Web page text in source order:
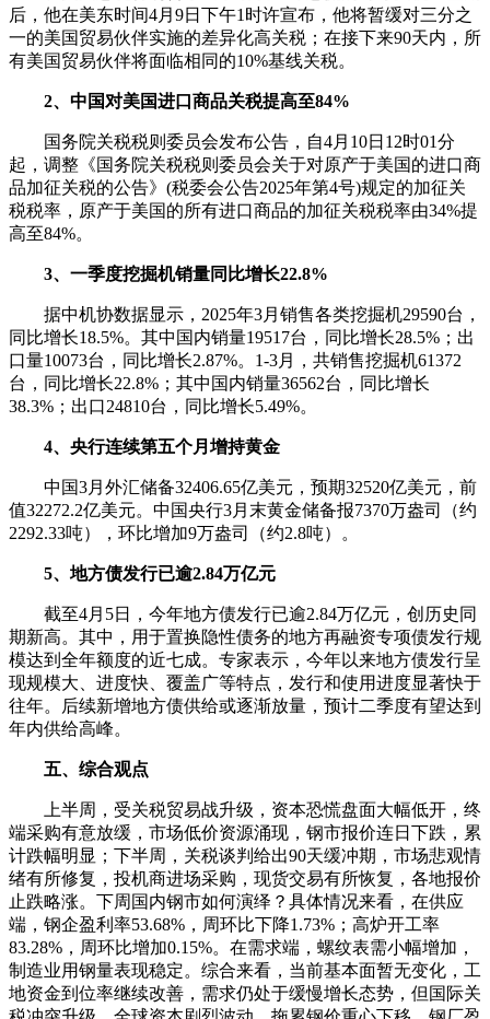
后，他在美东时间4月9日下午1时许宣布，他将暂缓对三分之
一的美国贸易伙伴实施的差异化高关税；在接下来90天内，所
有美国贸易伙伴将面临相同的10%基线关税。
2、中国对美国进口商品关税提高至84%
国务院关税税则委员会发布公告，自4月10日12时01分
起，调整《国务院关税税则委员会关于对原产于美国的进口商
品加征关税的公告》(税委会公告2025年第4号)规定的加征关
税税率，原产于美国的所有进口商品的加征关税税率由34%提
高至84%。
3、一季度挖掘机销量同比增长22.8%
据中机协数据显示，2025年3月销售各类挖掘机29590台，
同比增长18.5%。其中国内销量19517台，同比增长28.5%；出
口量10073台，同比增长2.87%。1-3月，共销售挖掘机61372
台，同比增长22.8%；其中国内销量36562台，同比增长
38.3%；出口24810台，同比增长5.49%。
4、央行连续第五个月增持黄金
中国3月外汇储备32406.65亿美元，预期32520亿美元，前
值32272.2亿美元。中国央行3月末黄金储备报7370万盎司（约
2292.33吨），环比增加9万盎司（约2.8吨）。
5、地方债发行已逾2.84万亿元
截至4月5日，今年地方债发行已逾2.84万亿元，创历史同
期新高。其中，用于置换隐性债务的地方再融资专项债发行规
模达到全年额度的近七成。专家表示，今年以来地方债发行呈
现规模大、进度快、覆盖广等特点，发行和使用进度显著快于
往年。后续新增地方债供给或逐渐放量，预计二季度有望达到
年内供给高峰。
五、综合观点
上半周，受关税贸易战升级，资本恐慌盘面大幅低开，终
端采购有意放缓，市场低价资源涌现，钢市报价连日下跌，累
计跌幅明显；下半周，关税谈判给出90天缓冲期，市场悲观情
绪有所修复，投机商进场采购，现货交易有所恢复，各地报价
止跌略涨。下周国内钢市如何演绎？具体情况来看，在供应
端，钢企盈利率53.68%，周环比下降1.73%；高炉开工率
83.28%，周环比增加0.15%。在需求端，螺纹表需小幅增加，
制造业用钢量表现稳定。综合来看，当前基本面暂无变化，工
地资金到位率继续改善，需求仍处于缓慢增长态势，但国际关